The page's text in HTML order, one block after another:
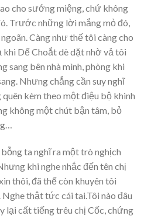
cho sướng miệng, chứ không
Trước những lời mắng mỏ đó,
Càng như thế tôi càng cho
khi Dế Choắt dè dặt nhờ vả tôi
sang bên nhà mình, phòng khi
Nhưng chẳng cần suy nghĩ
kèm theo một điệu bộ khinh
không một chút bận tâm, bỏ
ta nghĩ ra một trò nghịch
khi nghe nhắc đến tên chị
thôi, đã thế còn khuyên tôi
thật tức cái tai.Tôi nào đâu
lại cất tiếng trêu chị Cốc, chứng